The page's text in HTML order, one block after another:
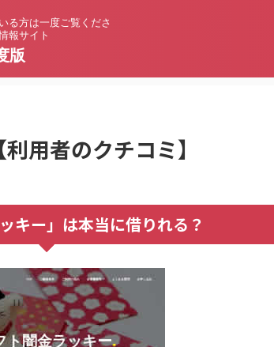
る方は一度ご覧くださ
報サイト
版
用者のクチコミ】
キー」は本当に借りれる？